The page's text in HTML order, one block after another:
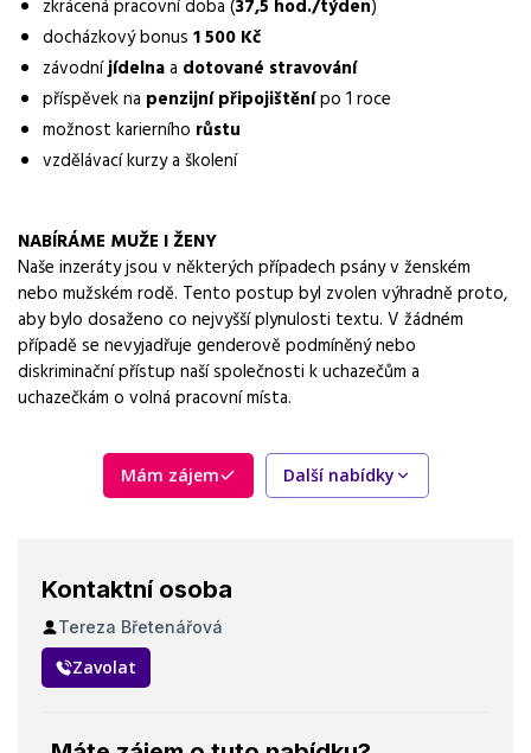
Forma práce
práce na pracovišti
Vybrané benefity
5 týdnů dovolené, sick days, docházkový bonus, závodní jídelna
Požadavky
docházkový bonus 1 500 Kč
závodníjídelnaa dotované stravování
příspěvek na penzijní připojištěnípo 1 roce
možnost karierního růstu
vzdělávací kurzy a školení
NABÍRÁME MUŽE I ŽENY
Naše inzeráty jsou v některých případech psány v ženském
nebo mužském rodě. Tento postup byl zvolen výhradně proto,
aby bylo dosaženo co nejvyšší plynulosti textu. V žádném
případě se nevyjadřuje genderově podmíněný nebo
diskriminační přístup naší společnosti k uchazečům a
uchazečkám o volná pracovní místa.
Mám zájem Další nabídky
Kontaktní osoba
Tereza Břetenářová
Zavolat